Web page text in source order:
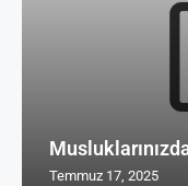
Temmuz 17, 2025